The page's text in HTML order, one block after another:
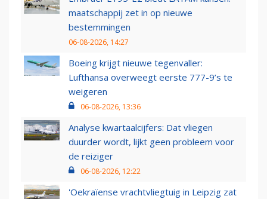
maatschappij zet in op nieuwe
bestemmingen
06-08-2026, 14:27
Boeing krijgt nieuwe tegenvaller:
Lufthansa overweegt eerste 777-9’s te
weigeren
06-08-2026, 13:36
Analyse kwartaalcijfers: Dat vliegen
duurder wordt, lijkt geen probleem voor
de reiziger
06-08-2026, 12:22
'Oekraïense vrachtvliegtuig in Leipzig zat